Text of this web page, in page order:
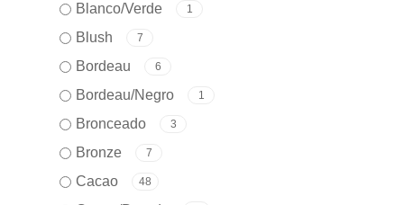
Blanco/Verde 1
Blush 7
Bordeau 6
Bordeau/Negro 1
Bronceado 3
Bronze 7
Cacao 48